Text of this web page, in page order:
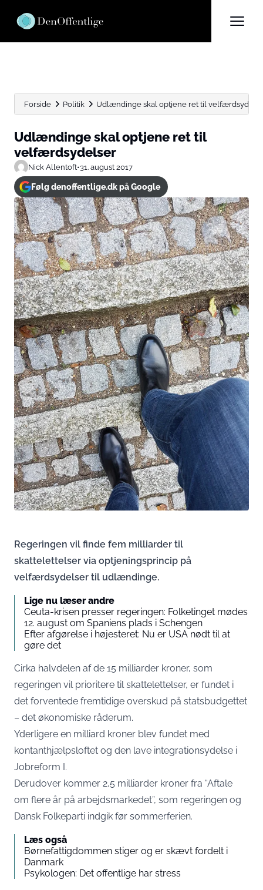
Forside Politik Udlændinge skal optjene ret til
Udlændinge skal optjene ret til
velfærdsydelser
Nick Allentoft•31. august 2017
Følg denoffentlige.dk på Google
Regeringen vil finde fem milliarder til
skattelettelser via optjeningsprincip på
velfærdsydelser til udlændinge.
Lige nu læser andre
Ceuta-krisen presser regeringen: Folketinget mødes
12. august om Spaniens plads i Schengen
Efter afgørelse i højesteret: Nu er USA nødt til at
gøre det
Cirka halvdelen af de 15 milliarder kroner, som
regeringen vil prioritere til skattelettelser, er fundet i
det forventede fremtidige overskud på statsbudgettet
– det økonomiske råderum.
Yderligere en milliard kroner blev fundet med
kontanthjælpsloftet og den lave integrationsydelse i
Jobreform I.
Derudover kommer 2,5 milliarder kroner fra “Aftale
om flere år på arbejdsmarkedet”, som regeringen og
Dansk Folkeparti indgik før sommerferien.
Læs også
Børnefattigdommen stiger og er skævt fordelt i
Danmark
Psykologen: Det offentlige har stress